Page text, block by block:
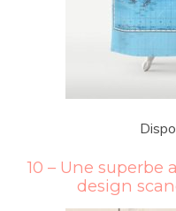
10 – Une superbe
design